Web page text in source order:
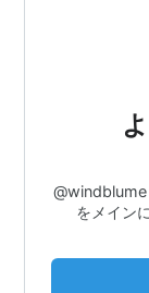
@windblume
をメイン